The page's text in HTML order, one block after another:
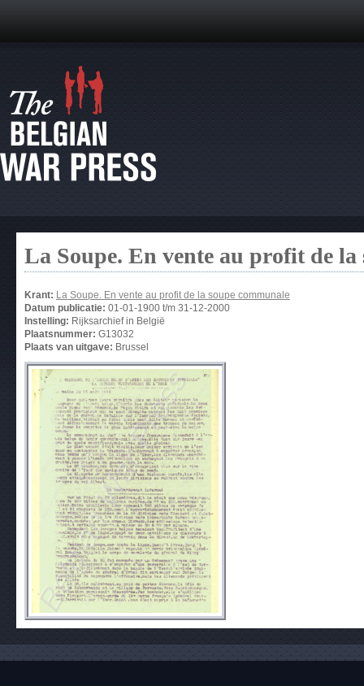
La Soupe. En vente au profit de la
Krant: La Soupe. En vente au profit de la soupe communale
Datum publicatie: 01-01-1900 t/m 31-12-2000
Instelling: Rijksarchief in België
Plaatsnummer: G13032
Plaats van uitgave: Brussel